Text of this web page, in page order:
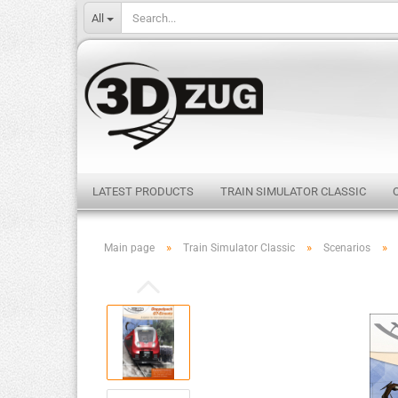
All
LATEST PRODUCTS TRAIN SIMULATOR CLASSIC
Main page » Train Simulator Classic » Scenarios »